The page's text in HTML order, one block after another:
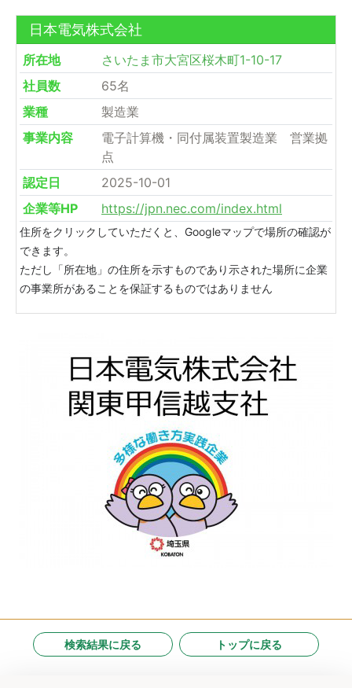
日本電気株式会社
所在地
さいたま市大宮区桜木町1-10-17
社員数
65名
業種
製造業
事業内容
電子計算機・同付属装置製造業 営業拠
点
認定日
2025-10-01
企業等HP
https://jpn.nec.com/index.html
住所をクリックしていただくと、Googleマップで場所の確認が
できます。
ただし「所在地」の住所を示すものであり示された場所に企業
の事業所があることを保証するものではありません
検索結果に戻る トップに戻る